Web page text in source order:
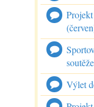
Výlet